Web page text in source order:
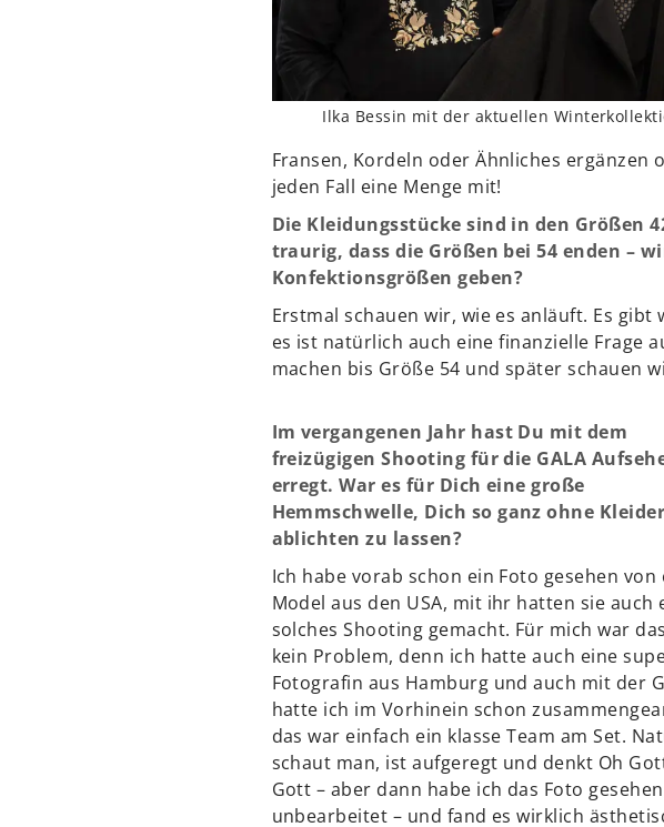
Ilka Bessin mit der aktuellen
Fransen, Kordeln oder Ähnliches ergänzen
jeden Fall eine Menge mit!
Die Kleidungsstücke sind in den Größen
traurig, dass die Größen bei 54 enden –
Konfektionsgrößen geben?
Erstmal schauen wir, wie es anläuft. Es
es ist natürlich auch eine finanzielle Frage
machen bis Größe 54 und später schauen
Im vergangenen Jahr hast Du mit dem
freizügigen Shooting für die GALA
erregt. War es für Dich eine große
Hemmschwelle, Dich so ganz ohne Kleider
ablichten zu lassen?
Ich habe vorab schon ein Foto gesehen von
Model aus den USA, mit ihr hatten sie auch
solches Shooting gemacht. Für mich war
kein Problem, denn ich hatte auch eine
Fotografin aus Hamburg und auch mit der
hatte ich im Vorhinein schon
das war einfach ein klasse Team am Set.
schaut man, ist aufgeregt und denkt Oh
Gott – aber dann habe ich das Foto
unbearbeitet – und fand es wirklich